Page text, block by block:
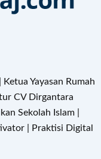
Yayasan Rumah
CV Dirgantara
Sekolah Islam |
| Praktisi Digital